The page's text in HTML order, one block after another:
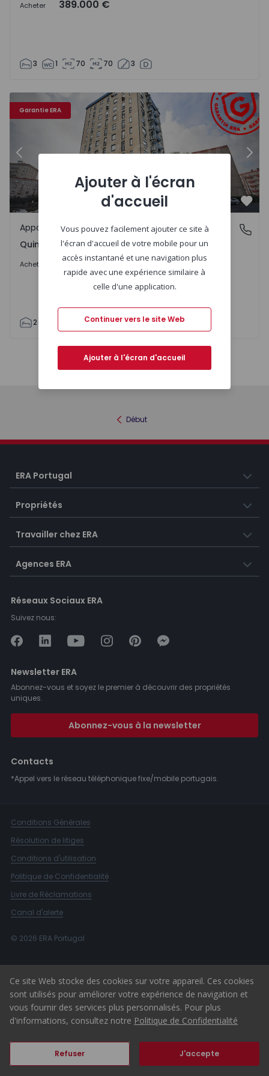
Acheter 389.000 €
3 1 70 70 3
Garantie ERA
Précédent
Quinta do Morgado, Lisboa
Appartement
Quinta do Morgado, Lisboa
Acheter 345.000 €
2 61 3
Début
ERA Portugal
Propriétés
Travailler chez ERA
Agences ERA
Réseaux Sociaux ERA
Suivez nous:
Newsletter ERA
Abonnez-vous et soyez le premier à découvrir des propriétés
uniques.
Abonnez-vous à la newsletter
Contacts
*Appel vers le réseau téléphonique fixe/mobile portugais.
Conditions Générales
Résolution de litiges
Conditions d'utilisation
Politique de Confidentialité
Livre de Réclamations
Canal d'alerte
© 2026 ERA Portugal
Ce site Web stocke des cookies sur votre appareil. Ces cookies
sont utilisés pour améliorer votre expérience de navigation et
vous fournir des services plus personnalisés. Pour plus
d'informations, consultez notre Politique de Confidentialité
Refuser J'accepte
Ajouter à l'écran
d'accueil
Vous pouvez facilement ajouter ce site à
l'écran d'accueil de votre mobile pour un
accès instantané et une navigation plus
rapide avec une expérience similaire à
celle d'une application.
Continuer vers le site Web
Ajouter à l'écran d'accueil